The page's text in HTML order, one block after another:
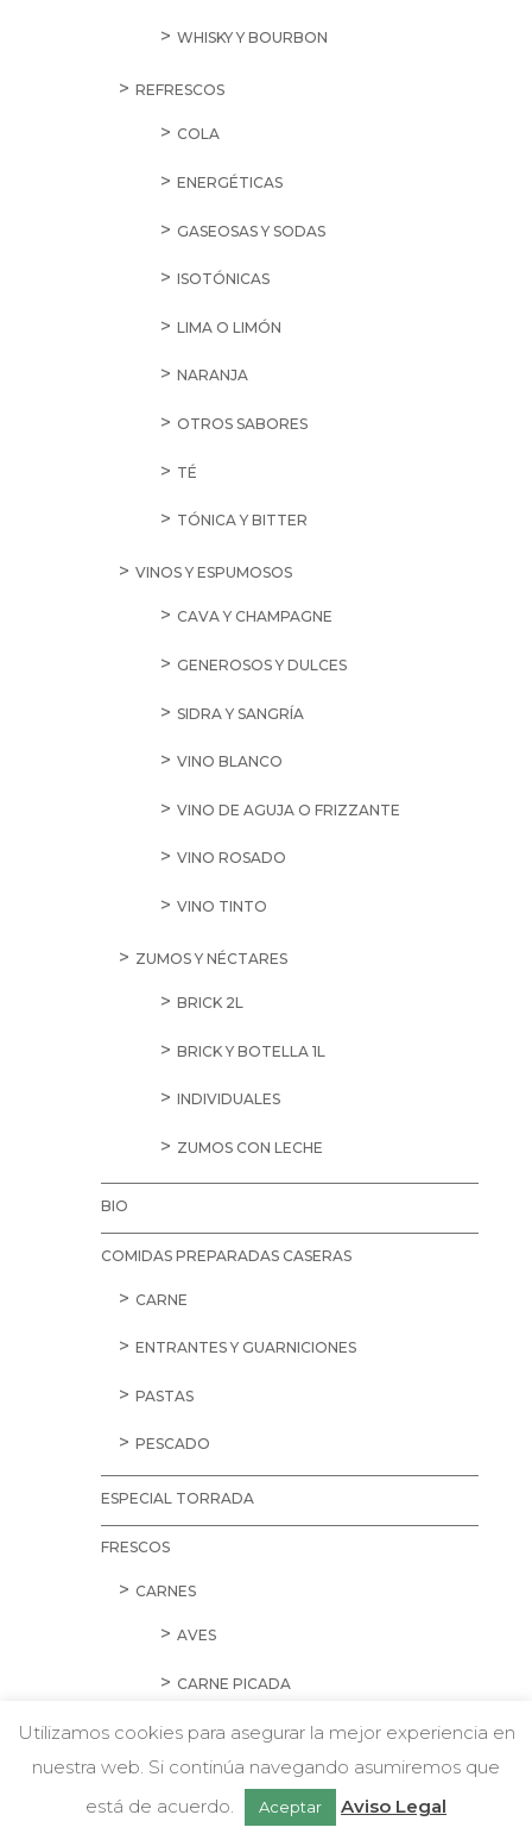
WHISKY Y BOURBON
REFRESCOS
COLA
ENERGÉTICAS
GASEOSAS Y SODAS
ISOTÓNICAS
LIMA O LIMÓN
NARANJA
OTROS SABORES
TÉ
TÓNICA Y BITTER
VINOS Y ESPUMOSOS
CAVA Y CHAMPAGNE
GENEROSOS Y DULCES
SIDRA Y SANGRÍA
VINO BLANCO
VINO DE AGUJA O FRIZZANTE
VINO ROSADO
VINO TINTO
ZUMOS Y NÉCTARES
BRICK 2L
BRICK Y BOTELLA 1L
INDIVIDUALES
ZUMOS CON LECHE
BIO
COMIDAS PREPARADAS CASERAS
CARNE
ENTRANTES Y GUARNICIONES
PASTAS
PESCADO
ESPECIAL TORRADA
FRESCOS
CARNES
AVES
CARNE PICADA
CERDO
CORDERO Y CONEJO
EMBUTIDOS
w Chatea con nosotros
Utilizamos cookies para asegurar la mejor experiencia en
nuestra web. Si continúa navegando asumiremos que
está de acuerdo.
Aceptar Aviso Legal